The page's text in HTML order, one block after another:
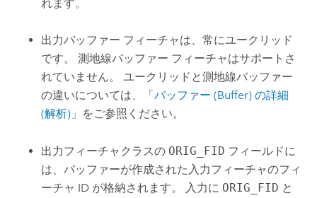
れます。
出力バッファー フィーチャは、常にユークリッド
です。 測地線バッファー フィーチャはサポートさ
れていません。 ユークリッドと測地線バッファー
の違いについては、「バッファー (Buffer) の詳細
(解析) 」をご参照ください。
出力フィーチャクラスの ORIG_FID フィールドに
は、バッファーが作成された入力フィーチャのフィ
ーチャ ID が格納されます。 入力に ORIG_FID と